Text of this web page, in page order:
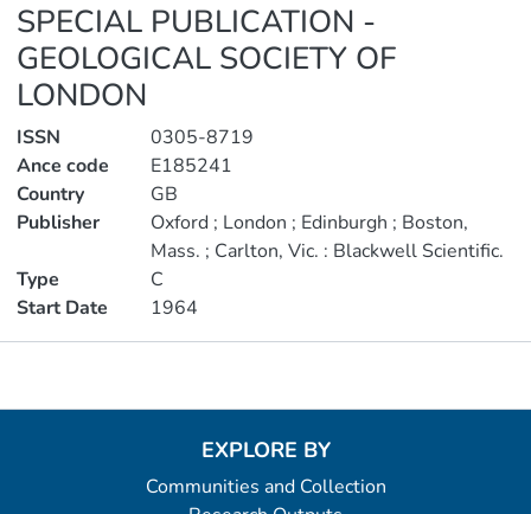
SPECIAL PUBLICATION -
GEOLOGICAL SOCIETY OF
LONDON
ISSN
0305-8719
Ance code
E185241
Country
GB
Publisher
Oxford ; London ; Edinburgh ; Boston,
Mass. ; Carlton, Vic. : Blackwell Scientific.
Type
C
Start Date
1964
EXPLORE BY
Communities and Collection